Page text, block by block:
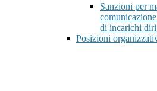
Sanzioni per
di incarichi
Posizioni